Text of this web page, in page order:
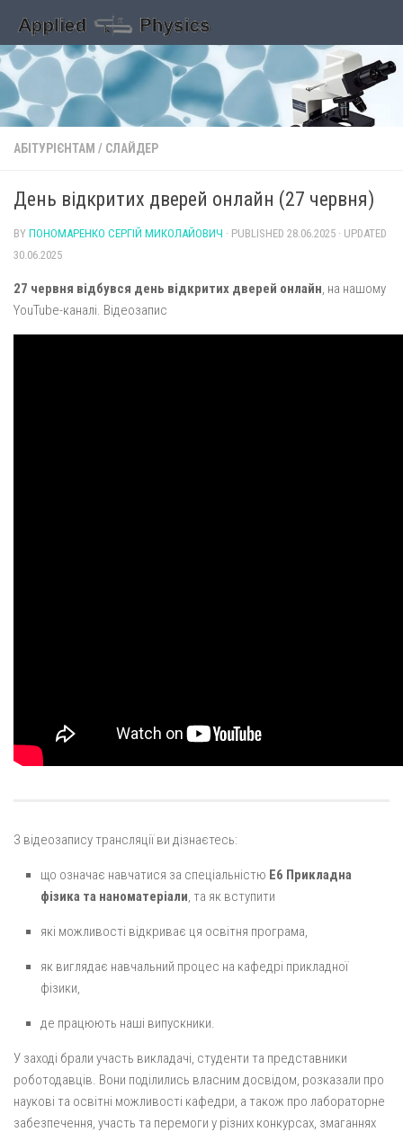
Skip to content
АБІТУРІЄНТАМ / СЛАЙДЕР
День відкритих дверей онлайн (27 червня)
BY ПОНОМАРЕНКО СЕРГІЙ МИКОЛАЙОВИЧ · PUBLISHED 28.06.2025 · UPDATED
30.06.2025
27 червня відбувся день відкритих дверей онлайн, на нашому
YouTube-каналі. Відеозапис
З відеозапису трансляції ви дізнаєтесь:
що означає навчатися за спеціальністю Е6 Прикладна
фізика та наноматеріали, та як вступити
які можливості відкриває ця освітня програма,
як виглядає навчальний процес на кафедрі прикладної
фізики,
де працюють наші випускники.
У заході брали участь викладачі, студенти та представники
роботодавців. Вони поділились власним досвідом, розказали про
наукові та освітні можливості кафедри, а також про лабораторне
забезпечення, участь та перемоги у різних конкурсах, змаганнях